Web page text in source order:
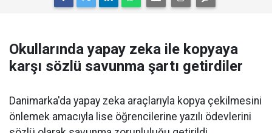
Okullarında yapay zeka ile kopyaya
karşı sözlü savunma şartı getirdiler
Danimarka'da yapay zeka araçlarıyla kopya çekilmesini
önlemek amacıyla lise öğrencilerine yazılı ödevlerini